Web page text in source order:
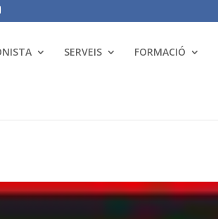
SERVEIS FORMACIÓ